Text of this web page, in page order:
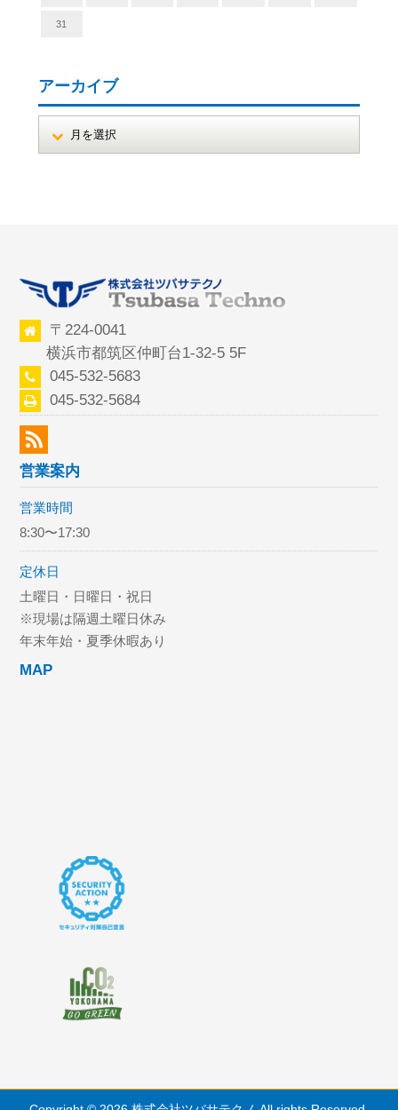
31
アーカイブ
〒224-0041
横浜市都筑区仲町台1-32-5 5F
045-532-5683
045-532-5684
営業案内
営業時間
8:30〜17:30
定休日
土曜日・日曜日・祝日
※現場は隔週土曜日休み
年末年始・夏季休暇あり
MAP